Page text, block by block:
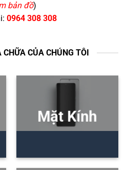
bản đồ)
0964 308 308
CỦA CHÚNG TÔI
Mặt Kính